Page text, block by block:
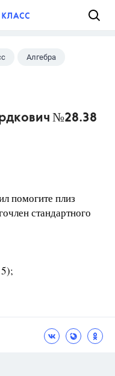
Алгебра
№28.38
помогите плиз
стандартного